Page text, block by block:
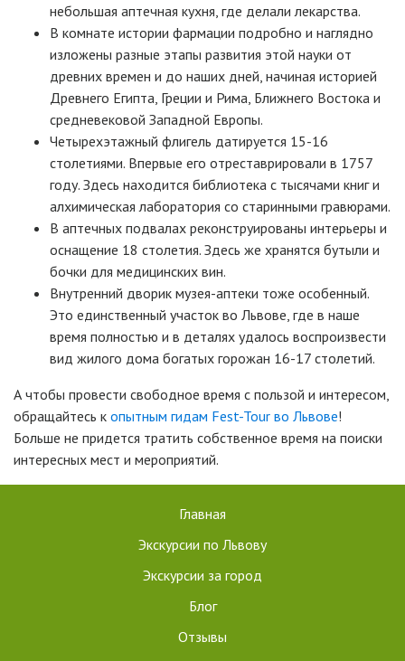
небольшая аптечная кухня, где делали лекарства.
В комнате истории фармации подробно и наглядно
изложены разные этапы развития этой науки от
древних времен и до наших дней, начиная историей
Древнего Египта, Греции и Рима, Ближнего Востока и
средневековой Западной Европы.
Четырехэтажный флигель датируется 15-16
столетиями. Впервые его отреставрировали в 1757
году. Здесь находится библиотека с тысячами книг и
алхимическая лаборатория со старинными гравюрами.
В аптечных подвалах реконструированы интерьеры и
оснащение 18 столетия. Здесь же хранятся бутыли и
бочки для медицинских вин.
Внутренний дворик музея-аптеки тоже особенный.
Это единственный участок во Львове, где в наше
время полностью и в деталях удалось воспроизвести
вид жилого дома богатых горожан 16-17 столетий.
А чтобы провести свободное время с пользой и интересом,
обращайтесь к опытным гидам Fest-Tour во Львове!
Больше не придется тратить собственное время на поиски
интересных мест и мероприятий.
Главная
Экскурсии по Львову
Экскурсии за город
Блог
Отзывы